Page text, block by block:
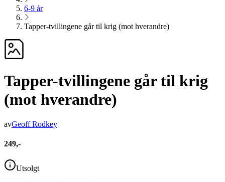
6-9 år
Tapper-tvillingene går til krig (mot hverandre)
Tapper-tvillingene går til krig
(mot hverandre)
avGeoff Rodkey
249,-
Utsolgt